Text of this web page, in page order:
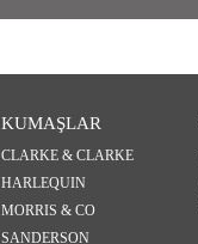
KUMAŞLAR
CLARKE & CLARKE
HARLEQUIN
MORRIS & CO
SANDERSON